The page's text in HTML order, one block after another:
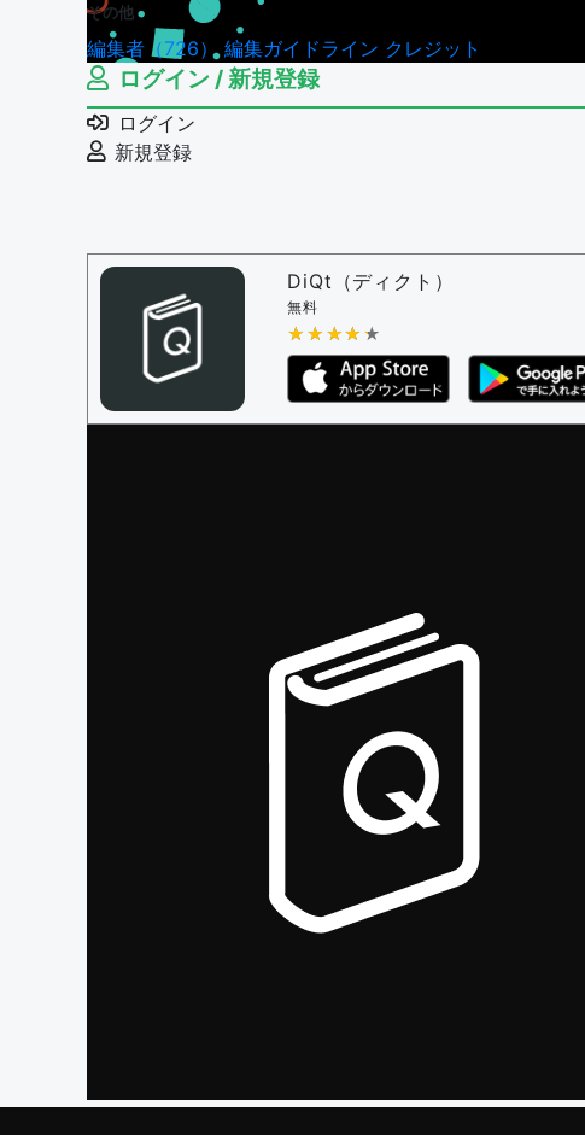
その他
編集者（726）編集ガイドライン クレジット
ログイン / 新規登録
ログイン
新規登録
DiQt（ディクト）
無料
★★★★★
★★★★★